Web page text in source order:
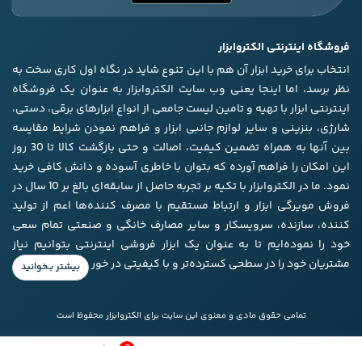
فروشگاه اینترنتی الکتروابزار
انتخاب برای خرید ابزار آن هم با این تنوع شاید در نگاه اول کاری سخت به
نظر برسد، اما اینجا یعنی وب سایت الکتروابزار به عنوان یک فروشگاه
اینترنتی ابزار با تهیه و تامین لیست جامعی از انواع ابزار‌های برقی، دستی،
شارژی، بنزینی و سایر لوازم جانبی ابزار و فراهم نمودن شرایط مقایسه
بین آنها به همراه تضمین کیفیت، اصالت و حتی بازگشت کالا تا 30 روز
این امکان را فراهم آورده که بتوان با خاطری آسوده و دانش کافی خرید
نمود. ما در الکتروابزار با تکیه بر تجربه حاصل از سابقه‌ای بالغ بر 10 سال در
فروش مویرگی ابزار و ارتباط مستقیم با مصرف کننده‌ها اعم از تولید
کننده، سازنده، سرویسکار و سایر مصارف خانگی و صنعتی تمام سعی
خود را نموده‌ایم تا به عنوان یک ابزار فروشی اینترنتی بتوانیم نیاز
مشتریان خود را در سطحی کسترده‌تر و با کیفیتی در خور برآورده کنیم.
تمامی حقوق مادی و معنوی این سایت برای الکتروابزار محفوظ است